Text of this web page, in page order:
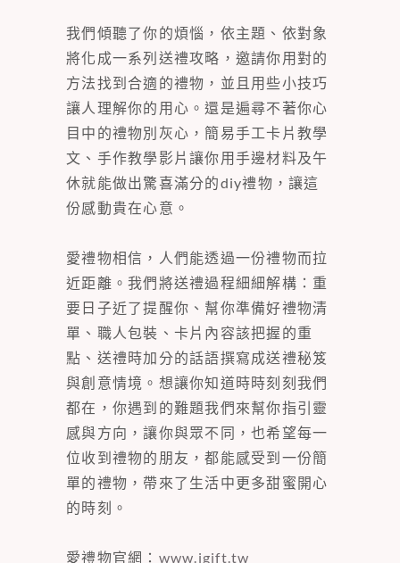
我們傾聽了你的煩惱，依主題、依對象
將化成一系列送禮攻略，邀請你用對的
方法找到合適的禮物，並且用些小技巧
讓人理解你的用心。還是遍尋不著你心
目中的禮物別灰心，簡易手工卡片教學
文、手作教學影片讓你用手邊材料及午
休就能做出驚喜滿分的diy禮物，讓這
份感動貴在心意。
愛禮物相信，人們能透過一份禮物而拉
近距離。我們將送禮過程細細解構：重
要日子近了提醒你、幫你準備好禮物清
單、職人包裝、卡片內容該把握的重
點、送禮時加分的話語撰寫成送禮秘笈
與創意情境。想讓你知道時時刻刻我們
都在，你遇到的難題我們來幫你指引靈
感與方向，讓你與眾不同，也希望每一
位收到禮物的朋友，都能感受到一份簡
單的禮物，帶來了生活中更多甜蜜開心
的時刻。
愛禮物官網： www.igift.tw